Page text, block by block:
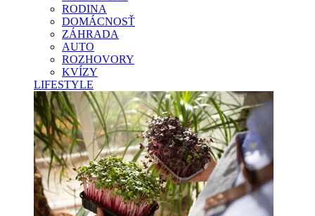
RODINA
DOMÁCNOSŤ
ZÁHRADA
AUTO
ROZHOVORY
KVÍZY
LIFESTYLE